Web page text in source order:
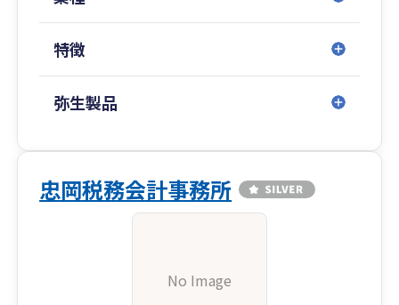
特徴
弥生製品
忠岡税務会計事務所
No Image